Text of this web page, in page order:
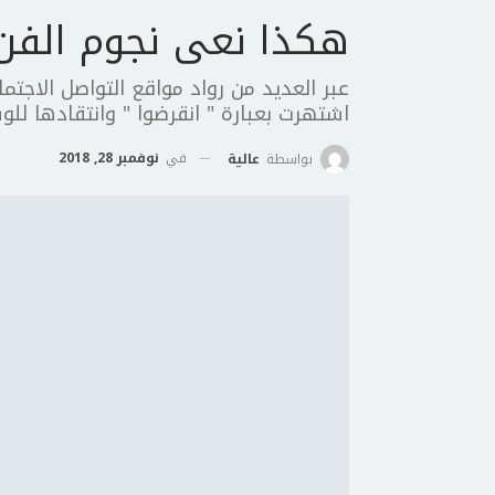
هكذا نعى نجوم
عبر العديد من رواد مواقع التواصل
اشتهرت بعبارة " انقرضوا " وانتقادها
بواسطة عالية في نوفمبر 28, 2018